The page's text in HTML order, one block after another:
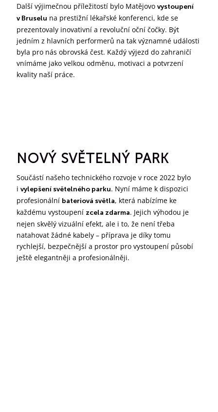
Další výjimečnou příležitostí bylo Matějovo vystoupení
v Bruselu na prestižní lékařské konferenci, kde se
prezentovaly inovativní a revoluční oční čočky. Být
jedním z hlavních performerů na tak významné události
byla pro nás obrovská čest. Každý výjezd do zahraničí
vnímáme jako velkou odměnu, motivaci a potvrzení
kvality naší práce.
NOVÝ SVĚTELNÝ PARK
Součástí našeho technického rozvoje v roce 2022 bylo
i vylepšení světelného parku. Nyní máme k dispozici
profesionální bateriová světla, která nabízíme ke
každému vystoupení zcela zdarma. Jejich výhodou je
nejen skvělý vizuální efekt, ale i to, že není třeba
natahovat žádné kabely – příprava je díky tomu
rychlejší, bezpečnější a prostor pro vystoupení působí
ještě elegantněji a profesionálněji.